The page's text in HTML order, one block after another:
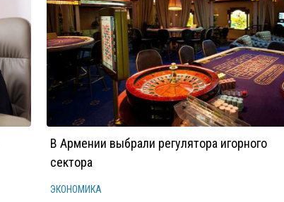
В Армении выбрали регулятора игорного
сектора
ЭКОНОМИКА